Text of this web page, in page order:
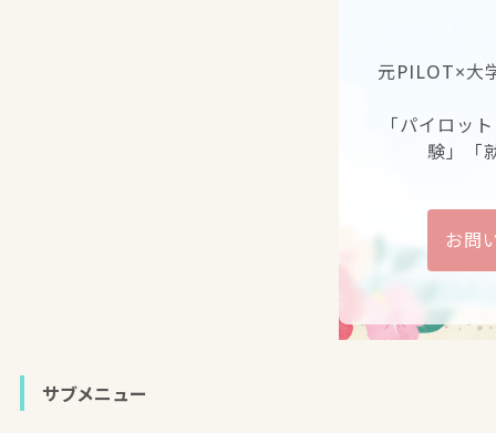
元PILOT×大
「パイロッ
験」「
お問
サブメニュー